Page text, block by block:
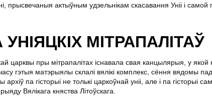
прысвечаныя актыўным удзельнікам скасавання Уніі і самой
МІТРАПАЛІТАЎ
царквы пры мітрапалітах існавала свая канцылярыя, у
гэтыя матэрыялы склалі вялікі комплекс, сёння вядомы пад
архіў па гісторыі не толькі царкоўнай уніі, але і па гісторыі
Вялікага княства Літоўскага.